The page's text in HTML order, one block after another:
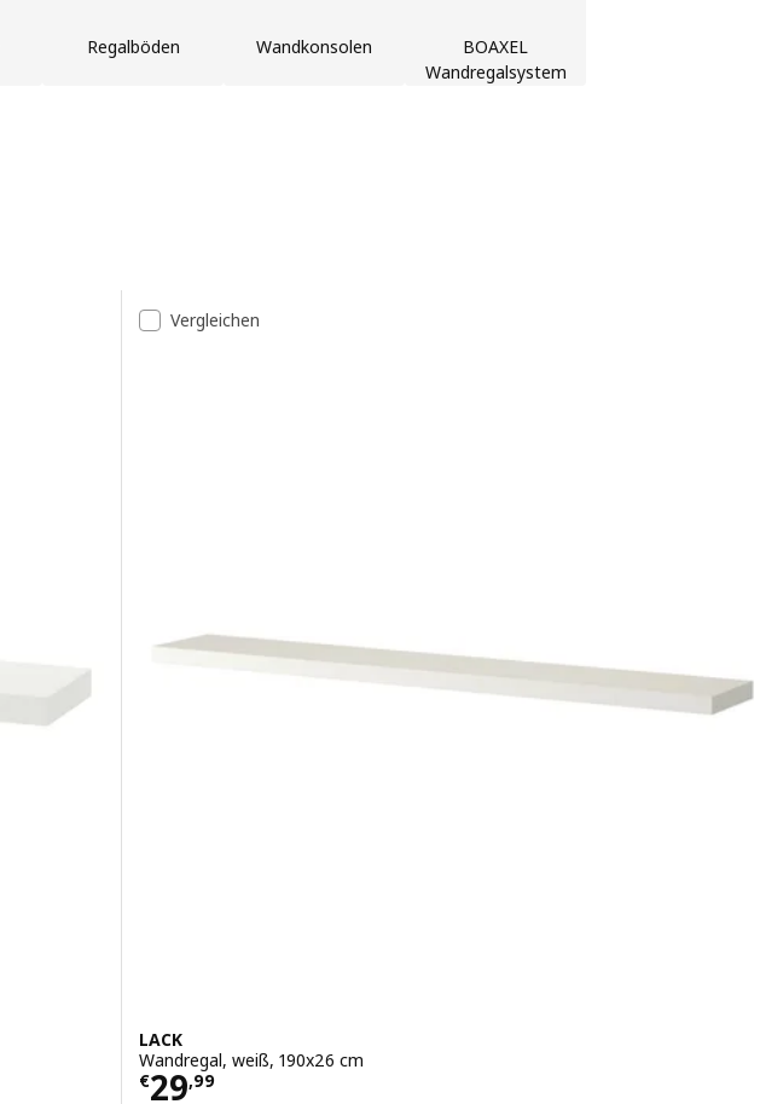
Regalböden Wandkonsolen
BOAXEL
Wandregalsystem
Vergleichen
LACK
Wandregal, weiß, 190x26 cm
€29,99
Preis € 29,99